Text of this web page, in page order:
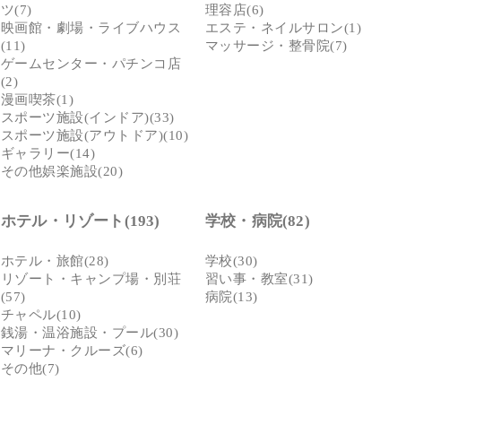
ツ(7)
映画館・劇場・ライブハウス
(11)
ゲームセンター・パチンコ店
(2)
漫画喫茶(1)
スポーツ施設(インドア)(33)
スポーツ施設(アウトドア)(10)
ギャラリー(14)
その他娯楽施設(20)
理容店(6)
エステ・ネイルサロン(1)
マッサージ・整骨院(7)
ホテル・リゾート(193)
ホテル・旅館(28)
リゾート・キャンプ場・別荘
(57)
チャペル(10)
銭湯・温浴施設・プール(30)
マリーナ・クルーズ(6)
その他(7)
学校・病院(82)
学校(30)
習い事・教室(31)
病院(13)